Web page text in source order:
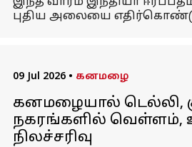
புதிய அலையை
09 Jul 2026 • கனமழை
கனமழையால் டெல்லி,
நகரங்களில் வெள்ளம்,
நிலச்சரிவு